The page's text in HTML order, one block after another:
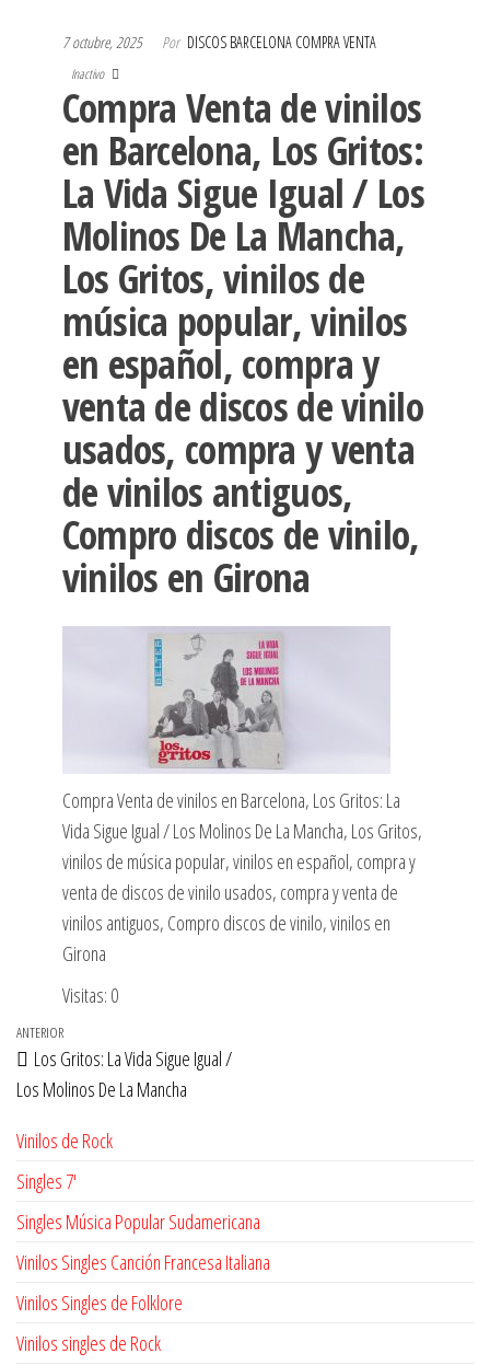
7 octubre, 2025 Por DISCOS BARCELONA COMPRA VENTA
Inactivo
Compra Venta de vinilos
en Barcelona, Los Gritos:
La Vida Sigue Igual / Los
Molinos De La Mancha,
Los Gritos, vinilos de
música popular, vinilos
en español, compra y
venta de discos de vinilo
usados, compra y venta
de vinilos antiguos,
Compro discos de vinilo,
vinilos en Girona
Compra Venta de vinilos en Barcelona, Los Gritos: La
Vida Sigue Igual / Los Molinos De La Mancha, Los Gritos,
vinilos de música popular, vinilos en español, compra y
venta de discos de vinilo usados, compra y venta de
vinilos antiguos, Compro discos de vinilo, vinilos en
Girona
Visitas: 0
Navegación
de
entradas
Entrada
anterior
ANTERIOR
Los Gritos: La Vida Sigue Igual /
Los Molinos De La Mancha
Vinilos de Rock
Singles 7'
Singles Música Popular Sudamericana
Vinilos Singles Canción Francesa Italiana
Vinilos Singles de Folklore
Vinilos singles de Rock